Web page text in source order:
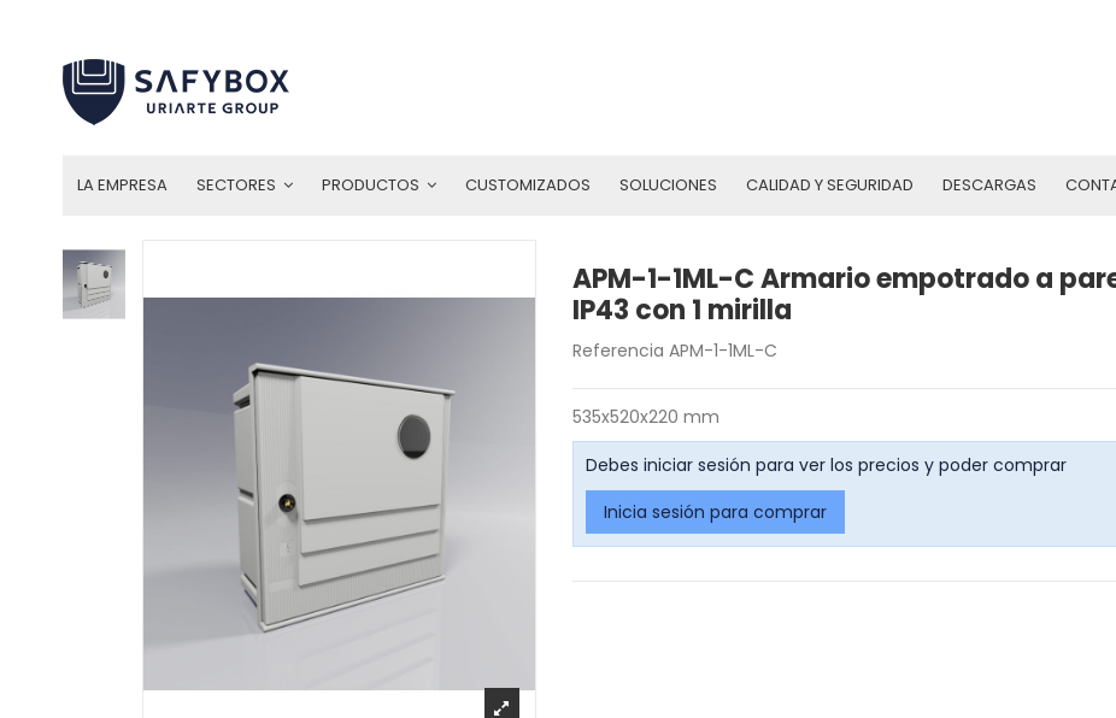
LA EMPRESA SECTORES PRODUCTOS CUSTOMIZADOS SOLUCIONES CALIDAD Y SEGURIDAD DESCARGAS
APM-1-1ML-C Armario empotrado a
IP43 con 1 mirilla
Referencia APM-1-1ML-C
535x520x220 mm
Debes iniciar sesión para ver los precios y poder comprar
Inicia sesión para comprar